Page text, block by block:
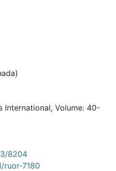
International, Volume: 40-
8204
ruor-7180